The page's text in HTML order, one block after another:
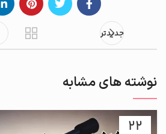
جدیدتر
نوشته های مشابه
22